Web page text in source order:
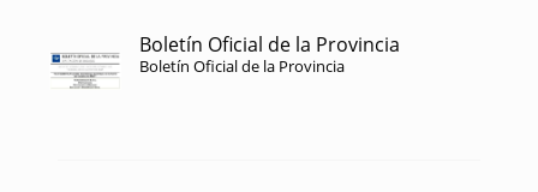
Boletín Oficial de la Provincia
Boletín Oficial de la Provincia